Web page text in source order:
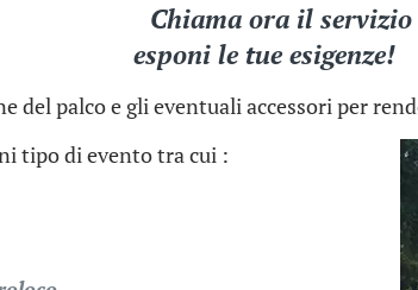
Chiama ora il servizio
esponi le tue esigenze!
del palco e gli eventuali accessori per
tipo di evento tra cui :